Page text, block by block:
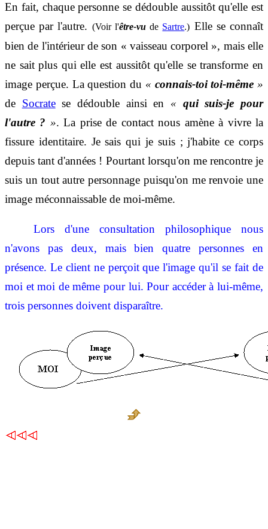
En fait, chaque personne se dédouble aussitôt qu'elle est
perçue par l'autre. (Voir l'être-vude Sartre.) Elle se connaît
bien de l'intérieur de son « vaisseau corporel », mais elle
ne sait plus qui elle est aussitôt qu'elle se transforme en
image perçue. La question du « connais-toi toi-même »
de Socratese dédouble ainsi en « qui suis-je pour
l'autre ? ». La prise de contact nous amène à vivre la
fissure identitaire. Je sais qui je suis ; j'habite ce corps
depuis tant d'années ! Pourtant lorsqu'on me rencontre je
suis un tout autre personnage puisqu'on me renvoie une
image méconnaissable de moi-même.
Lors d'une consultation philosophique nous
n'avons pas deux, mais bien quatre personnes en
présence. Le client ne perçoit que l'image qu'il se fait de
moi et moi de même pour lui. Pour accéder à lui-même,
trois personnes doivent disparaître.